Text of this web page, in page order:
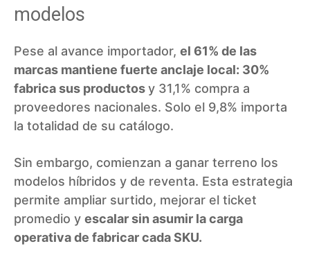
modelos
Pese al avance importador, el 61% de las
marcas mantiene fuerte anclaje local: 30%
fabrica sus productosy 31,1% compra a
proveedores nacionales. Solo el 9,8% importa
la totalidad de su catálogo.
Sin embargo, comienzan a ganar terreno los
modelos híbridos y de reventa. Esta estrategia
permite ampliar surtido, mejorar el ticket
promedio y escalar sin asumir la carga
operativa de fabricar cada SKU.